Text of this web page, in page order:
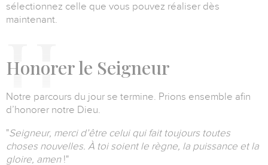
sélectionnez celle que vous pouvez réaliser dès
maintenant.
Honorer le Seigneur
Notre parcours du jour se termine. Prions ensemble afin
d’honorer notre Dieu.
"Seigneur, merci d’être celui qui fait toujours toutes
choses nouvelles. À toi soient le règne, la puissance et la
gloire, amen!"